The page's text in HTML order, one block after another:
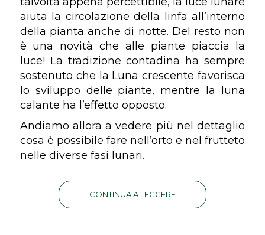
aiuta la circolazione della linfa all’interno
della pianta anche di notte. Del resto non
è una novità che alle piante piaccia la
luce! La tradizione contadina ha sempre
sostenuto che la Luna crescente favorisca
lo sviluppo delle piante, mentre la luna
calante ha l’effetto opposto.
Andiamo allora a vedere più nel dettaglio
cosa è possibile fare nell’orto e nel frutteto
nelle diverse fasi lunari.
CONTINUA A LEGGERE